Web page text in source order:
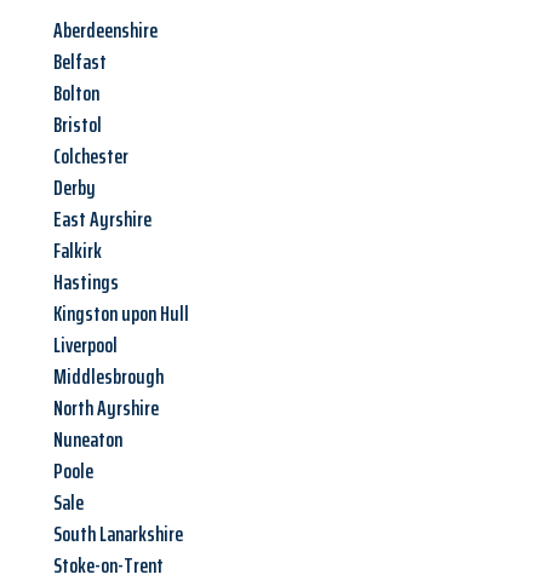
Aberdeenshire
Belfast
Bolton
Bristol
Colchester
Derby
East Ayrshire
Falkirk
Hastings
Kingston upon Hull
Liverpool
Middlesbrough
North Ayrshire
Nuneaton
Poole
Sale
South Lanarkshire
Stoke-on-Trent